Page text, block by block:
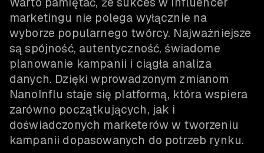
marketingu nie polega wyłącznie na
wyborze popularnego twórcy. Najważniejsze
są spójność, autentyczność, świadome
planowanie kampanii i ciągła analiza
danych. Dzięki wprowadzonym zmianom
NanoInflu staje się platformą, która wspiera
zarówno początkujących, jak i
doświadczonych marketerów w tworzeniu
kampanii dopasowanych do potrzeb rynku.